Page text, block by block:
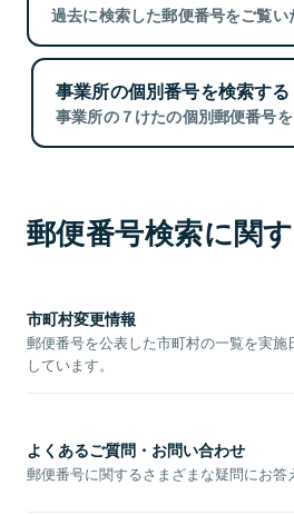
過去に検索した郵便番号をご覧い
事業所の個別番号を検索する
事業所の７けたの個別郵便番号を
郵便番号検索に関
市町村変更情報
郵便番号を公表した市町村の一覧を実施
しています。
よくあるご質問・お問い合わせ
郵便番号に関するさまざまな疑問にお答